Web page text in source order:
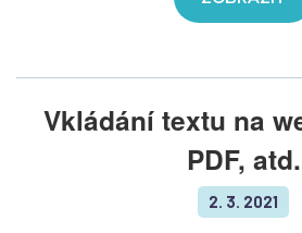
Vkládání textu na
PDF, atd.
2. 3. 2021